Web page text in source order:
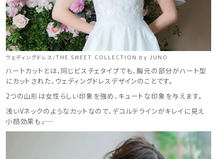
ウェディングドレス/THE SWEET COLLECTION by JUNO
ハートカットとは、同じビスチェタイプでも、胸元の部分がハート型
にカットされた、ウェディングドレスデザインのことです。
2つの山形は女性らしい印象を強め、キュートな印象を与えます。
浅いVネックのようなカットなので、デコルテラインがキレイに見え
小顔効果も――。